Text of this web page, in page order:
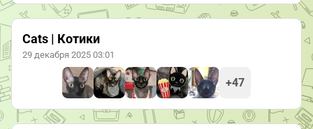
Cats | Котики
29 декабря 2025 03:01
+47